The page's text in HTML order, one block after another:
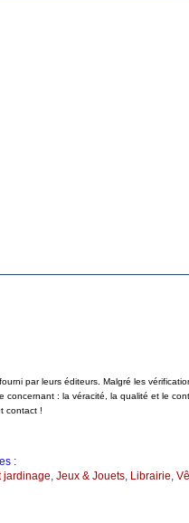
par leurs éditeurs. Malgré les
concernant : la véracité, la qualité et le
contact !
:
jardinage, Jeux & Jouets, Librairie,